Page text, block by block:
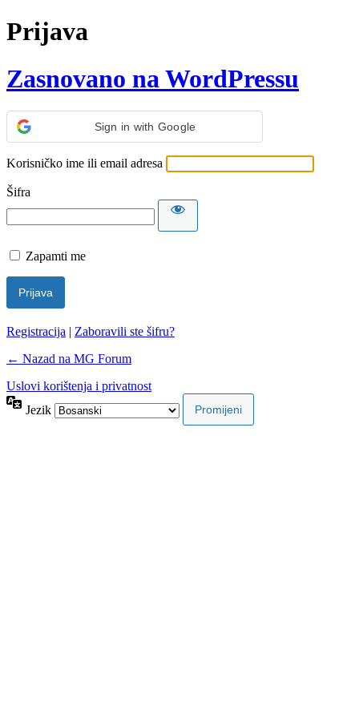
Prijava
Zasnovano na WordPressu
Sign in with Google
Korisničko ime ili email adresa
Šifra
Zapamti me
Registracija | Zaboravili ste šifru?
← Nazad na MG Forum
Uslovi korištenja i privatnost
Jezik